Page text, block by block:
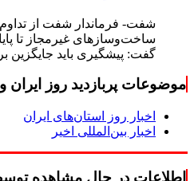
شفت- فرماندار شفت از
ساخت‌وسازهای غیرمجاز تا
گفت: پیشگیری باید جایگزین
موضوعات پربازدید روز ایران
اخبار روز استان‌های ایران
اخبار بین‌المللی اخیر
اطلاعات در حال مشاهده